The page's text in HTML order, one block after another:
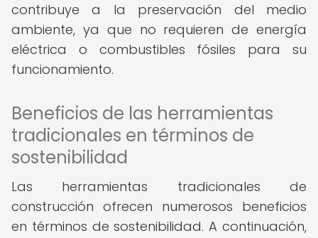
contribuye a la preservación del medio
ambiente, ya que no requieren de energía
eléctrica o combustibles fósiles para su
funcionamiento.
Beneficios de las herramientas
tradicionales en términos de
sostenibilidad
Las herramientas tradicionales de
construcción ofrecen numerosos beneficios
en términos de sostenibilidad. A continuación,